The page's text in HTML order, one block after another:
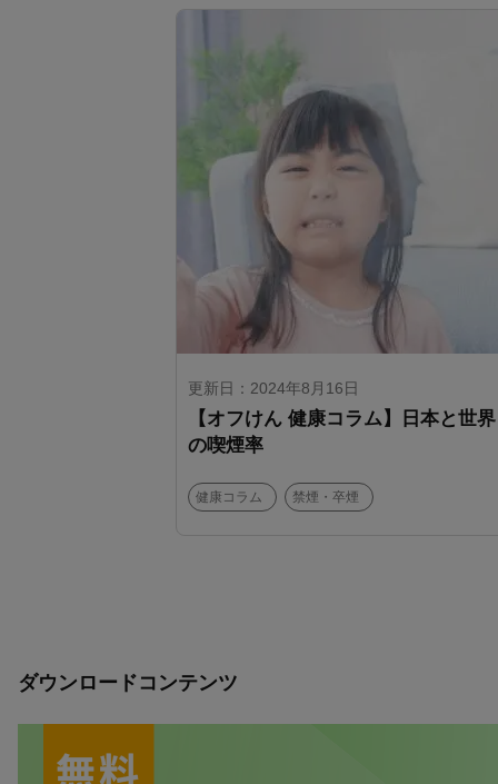
更新日：2024年8月16日
【オフけん 健康コラム】日本と世界
の喫煙率
健康コラム 禁煙・卒煙
ダウンロードコンテンツ